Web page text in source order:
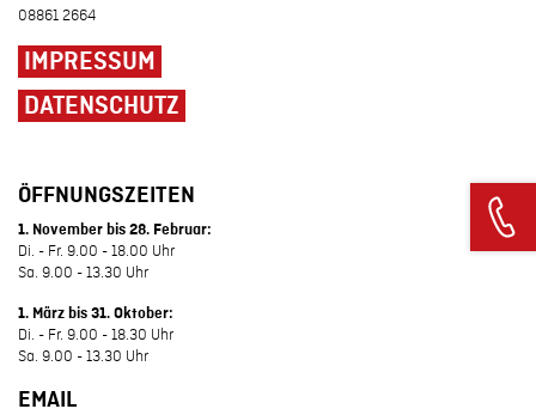
08861 2664
IMPRESSUM
DATENSCHUTZ
ÖFFNUNGSZEITEN
1. November bis 28. Februar:
Di. - Fr. 9.00 - 18.00 Uhr
Sa. 9.00 - 13.30 Uhr
1. März bis 31. Oktober:
Di. - Fr. 9.00 - 18.30 Uhr
Sa. 9.00 - 13.30 Uhr
EMAIL